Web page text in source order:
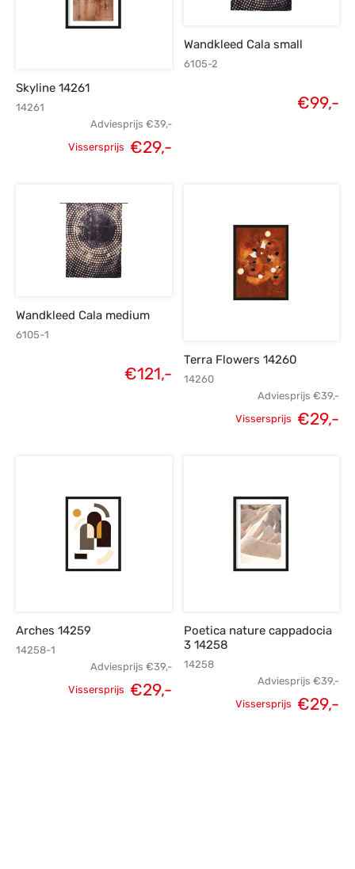
Skyline 14261
14261
Adviesprijs €39,-
Vissersprijs €29,-
Wandkleed Cala small
6105-2
€99,-
Wandkleed Cala medium
6105-1
€121,-
Terra Flowers 14260
14260
Adviesprijs €39,-
Vissersprijs €29,-
Arches 14259
14258-1
Adviesprijs €39,-
Vissersprijs €29,-
Poetica nature cappadocia
3 14258
14258
Adviesprijs €39,-
Vissersprijs €29,-